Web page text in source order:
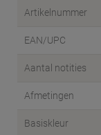
Artikelnummer
EAN/UPC
Aantal notities
Afmetingen
Basiskleur